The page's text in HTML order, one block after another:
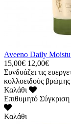
Aveeno Daily
15,00€ 12,00€
Συνδυάζει τις
κολλοειδούς
Καλάθι
Επιθυμητό Σύγκριση
Καλάθι